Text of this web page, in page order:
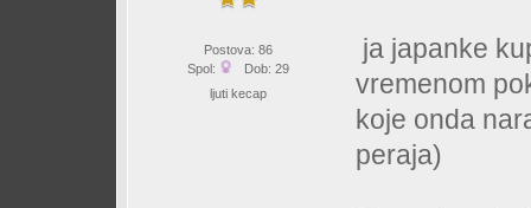
Postova: 86
Spol:
Dob: 29
ljuti kecap
ja japanke
vremenom
koje onda
peraja)